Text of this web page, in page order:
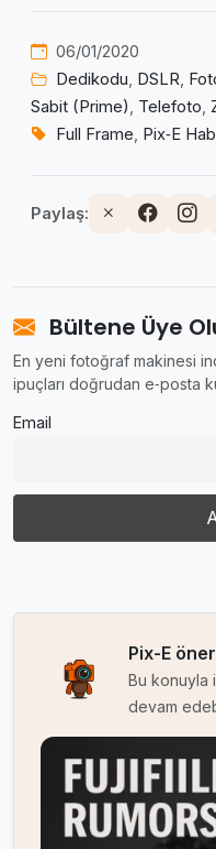
06/01/2020
Dedikodu, DSLR,
Sabit (Prime), Telefoto,
Full Frame, Pix‑E
Paylaş:
Bültene Üye
En yeni fotoğraf makinesi
ipuçları doğrudan e‑posta
Email
Pix-E
Bu konuyla
devam